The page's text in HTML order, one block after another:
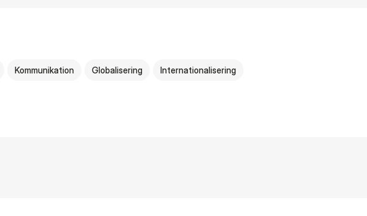
Kommunikation Globalisering Internationalisering